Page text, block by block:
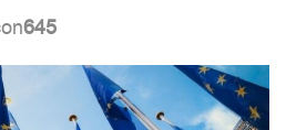
645